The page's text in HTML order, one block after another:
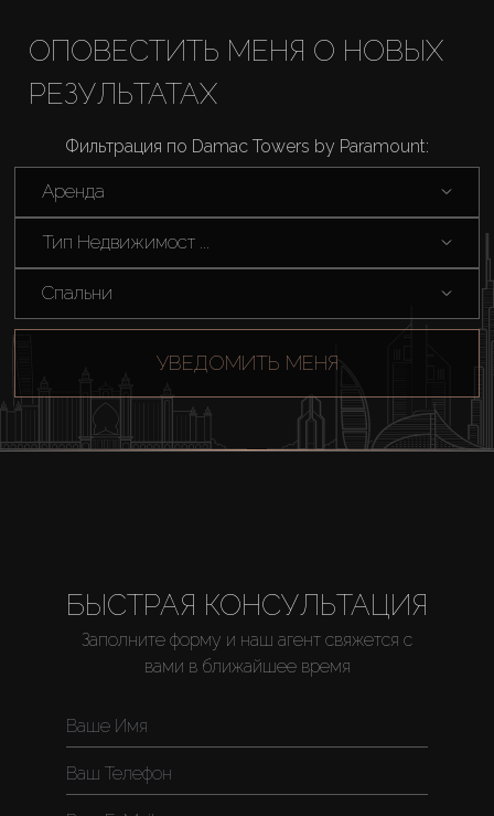
Новостройки
Каталоги
Агенты
About Us
ОПОВЕСТИТЬ МЕНЯ О НОВЫХ
РЕЗУЛЬТАТАХ
Фильтрация по Damac Towers by Paramount:
Аренда
Тип Недвижимост ...
Спальни
УВЕДОМИТЬ МЕНЯ
БЫСТРАЯ КОНСУЛЬТАЦИЯ
Заполните форму и наш агент свяжется с
вами в ближайшее время